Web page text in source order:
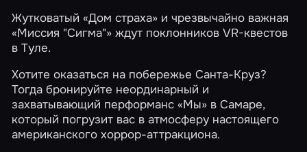
Жутковатый«Дом страха» и чрезвычайно важная
«Миссия "Сигма"» ждут поклонников VR-квестов
в Туле.
Хотите оказаться на побережье Санта-Круз?
Тогда бронируйте неординарный и
захватывающий перформанс«Мы» в Самаре,
который погрузит вас в атмосферу настоящего
американского хоррор-аттракциона.